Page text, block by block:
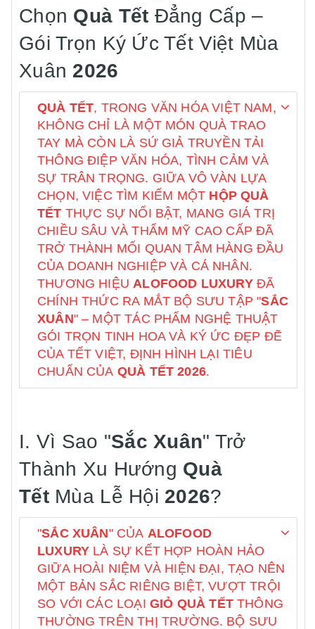
Chọn Quà Tết Đẳng Cấp –
Gói Trọn Ký Ức Tết Việt Mùa
Xuân 2026
QUÀ TẾT, TRONG VĂN HÓA VIỆT NAM,
KHÔNG CHỈ LÀ MỘT MÓN QUÀ TRAO
TAY MÀ CÒN LÀ SỨ GIẢ TRUYỀN TẢI
THÔNG ĐIỆP VĂN HÓA, TÌNH CẢM VÀ
SỰ TRÂN TRỌNG. GIỮA VÔ VÀN LỰA
CHỌN, VIỆC TÌM KIẾM MỘT HỘP QUÀ
TẾT THỰC SỰ NỔI BẬT, MANG GIÁ TRỊ
CHIỀU SÂU VÀ THẨM MỸ CAO CẤP ĐÃ
TRỞ THÀNH MỐI QUAN TÂM HÀNG ĐẦU
CỦA DOANH NGHIỆP VÀ CÁ NHÂN.
THƯƠNG HIỆUALOFOOD LUXURYĐÃ
CHÍNH THỨC RA MẮT BỘ SƯU TẬP "SẮC
XUÂN" – MỘT TÁC PHẨM NGHỆ THUẬT
GÓI TRỌN TINH HOA VÀ KÝ ỨC ĐẸP ĐẼ
CỦA TẾT VIỆT, ĐỊNH HÌNH LẠI TIÊU
CHUẨN CỦA QUÀ TẾT 2026.
I. Vì Sao "Sắc Xuân" Trở
Thành Xu Hướng Quà
TếtMùa Lễ Hội 2026?
"SẮC XUÂN" CỦA ALOFOOD
LUXURY LÀ SỰ KẾT HỢP HOÀN HẢO
GIỮA HOÀI NIỆM VÀ HIỆN ĐẠI, TẠO NÊN
MỘT BẢN SẮC RIÊNG BIỆT, VƯỢT TRỘI
SO VỚI CÁC LOẠI GIỎ QUÀ TẾTTHÔNG
THƯỜNG TRÊN THỊ TRƯỜNG. BỘ SƯU